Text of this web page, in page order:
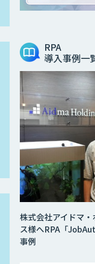
RPA
導入事例一
株式会社アイドマ
ス様へRPA「
事例